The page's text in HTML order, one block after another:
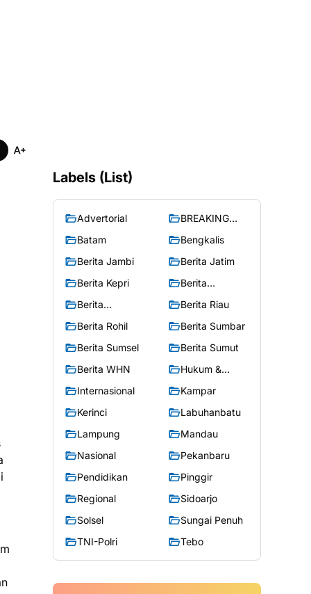
Labels (List)
Advertorial
BREAKING
Batam
Bengkalis
Berita Jambi
Berita Jatim
Berita Kepri
Berita
Berita
Berita Riau
Berita Rohil
Berita Sumbar
Berita Sumsel
Berita Sumut
Berita WHN
Hukum &
Internasional
Kampar
Kerinci
Labuhanbatu
Lampung
Mandau
Nasional
Pekanbaru
Pendidikan
Pinggir
Regional
Sidoarjo
Solsel
Sungai Penuh
TNI-Polri
Tebo